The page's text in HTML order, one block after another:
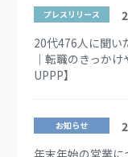
プレスリリース
20代476人に聞い
｜転職のきっか
UPPP】
お知らせ
年末年始の営業に